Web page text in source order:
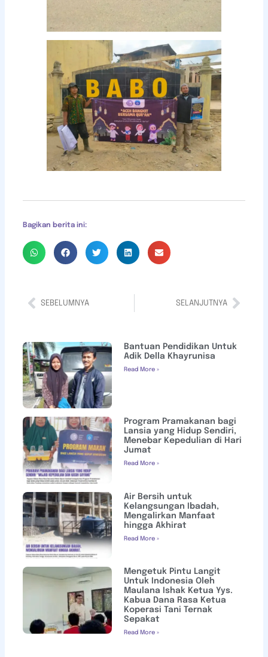
Bagikan berita ini:
SEBELUMNYA SELANJUTNYA
Bantuan Pendidikan Untuk
Adik Della Khayrunisa
Read More »
Program Pramakanan bagi
Lansia yang Hidup Sendiri,
Menebar Kepedulian di Hari
Jumat
Read More »
Air Bersih untuk
Kelangsungan Ibadah,
Mengalirkan Manfaat
hingga Akhirat
Read More »
Mengetuk Pintu Langit
Untuk Indonesia Oleh
Maulana Ishak Ketua Yys.
Kabua Dana Rasa Ketua
Koperasi Tani Ternak
Sepakat
Read More »